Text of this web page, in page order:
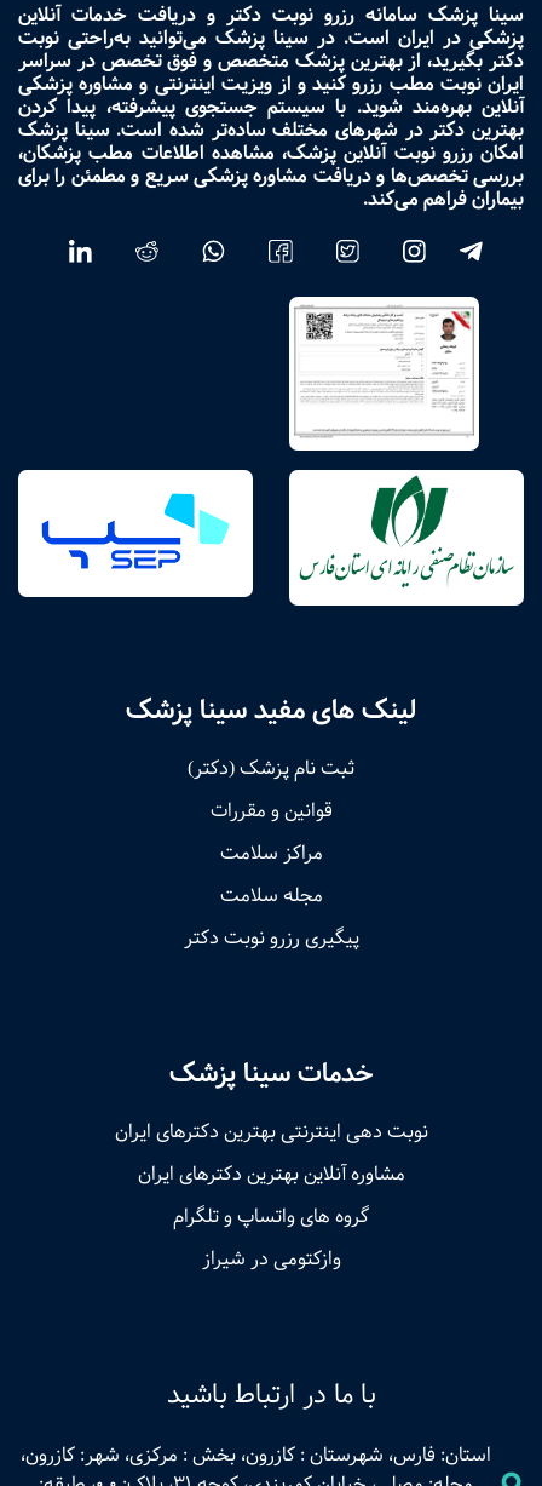
سینا پزشک سامانه رزرو نوبت دکتر و دریافت خدمات آنلاین
پزشکی در ایران است. در سینا پزشک می‌توانید به‌راحتی نوبت
دکتر بگیرید، از بهترین پزشک متخصص و فوق تخصص در سراسر
ایران نوبت مطب رزرو کنید و از ویزیت اینترنتی و مشاوره پزشکی
آنلاین بهره‌مند شوید. با سیستم جستجوی پیشرفته، پیدا کردن
بهترین دکتر در شهرهای مختلف ساده‌تر شده است. سینا پزشک
امکان رزرو نوبت آنلاین پزشک، مشاهده اطلاعات مطب پزشکان،
بررسی تخصص‌ها و دریافت مشاوره پزشکی سریع و مطمئن را برای
بیماران فراهم می‌کند.
لینک های مفید سینا پزشک
ثبت نام پزشک (دکتر)
قوانین و مقررات
مراکز سلامت
مجله سلامت
پیگیری رزرو نوبت دکتر
خدمات سینا پزشک
نوبت‌ دهی اینترنتی بهترین دکترهای ایران
مشاوره آنلاین بهترین دکترهای ایران
گروه های واتساپ و تلگرام
وازکتومی در شیراز
با ما در ارتباط باشید
استان: فارس، شهرستان : کازرون، بخش : مرکزی، شهر: کازرون،